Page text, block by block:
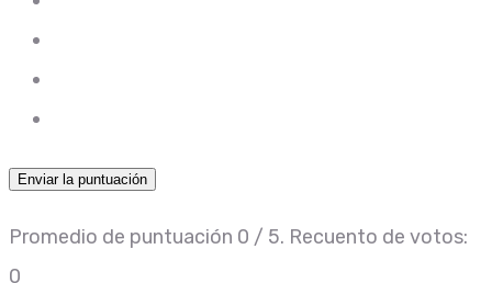
Enviar la puntuación
Promedio de puntuación 0 / 5. Recuento de votos:
0